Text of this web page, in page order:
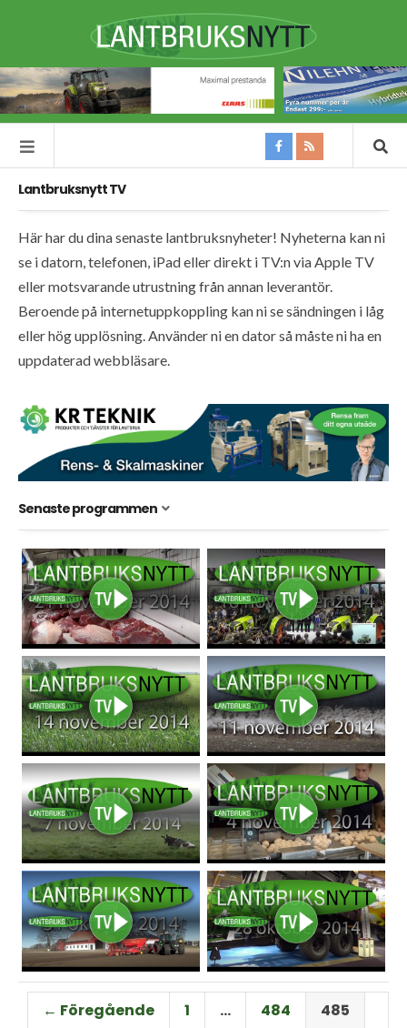
Lantbruksnytt TV
Här har du dina senaste lantbruksnyheter! Nyheterna kan ni
se i datorn, telefonen, iPad eller direkt i TV:n via Apple TV
eller motsvarande utrustning från annan leverantör.
Beroende på internetuppkoppling kan ni se sändningen i låg
eller hög upplösning. Använder ni en dator så måste ni ha en
uppdaterad webbläsare.
Senaste programmen
← Föregående 1 … 484
485